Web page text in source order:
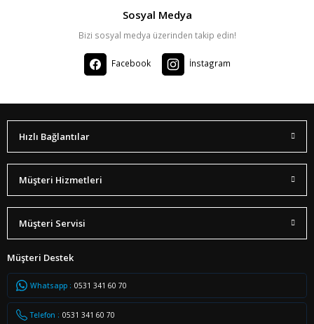
Sosyal Medya
Bizi sosyal medya üzerinden takip edin!
Facebook İnstagram
Hızlı Bağlantılar
Müşteri Hizmetleri
Müşteri Servisi
Müşteri Destek
Whatsapp : 0531 341 60 70
Telefon : 0531 341 60 70